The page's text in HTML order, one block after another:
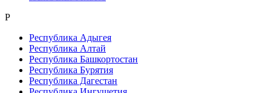
Р
Республика Адыгея
Республика Алтай
Республика Башкортостан
Республика Бурятия
Республика Дагестан